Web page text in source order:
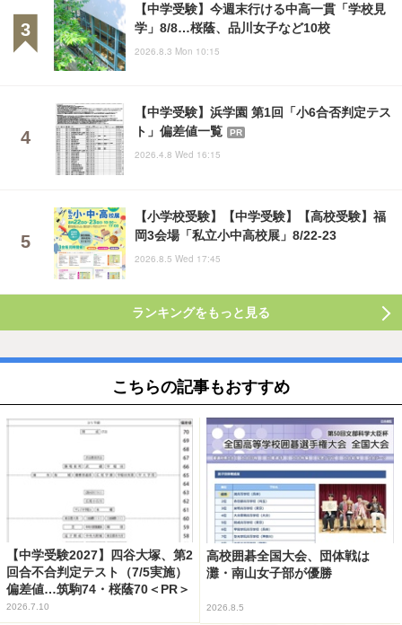
【中学受験】今週末行ける中高一貫「学校見
学」8/8…桜蔭、品川女子など10校
2026.8.3 Mon 10:15
【中学受験】浜学園 第1回「小6合否判定テス
ト」偏差値一覧
PR
2026.4.8 Wed 16:15
【小学校受験】【中学受験】【高校受験】福
岡3会場「私立小中高校展」8/22-23
2026.8.5 Wed 17:45
ランキングをもっと見る
こちらの記事もおすすめ
【中学受験2027】四谷大塚、第2
回合不合判定テスト（7/5実施）
偏差値…筑駒74・桜蔭70＜PR＞
2026.7.10
高校囲碁全国大会、団体戦は
灘・南山女子部が優勝
2026.8.5